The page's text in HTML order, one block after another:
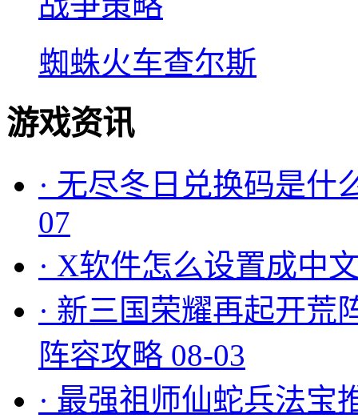
蜘蛛火车查尔斯
游戏资讯
· 无尽冬日兑换码是什
07
· X软件怎么设置成中
· 新三国荣耀再起开荒
阵容攻略 08-03
· 最强祖师仙蛇兵法宝